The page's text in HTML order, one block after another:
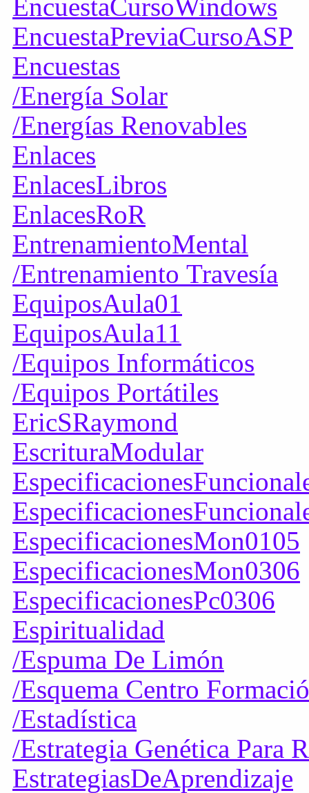
EncuestaCursoWindows
EncuestaPreviaCursoASP
Encuestas
/Energía Solar
/Energías Renovables
Enlaces
EnlacesLibros
EnlacesRoR
EntrenamientoMental
/Entrenamiento Travesía
EquiposAula01
EquiposAula11
/Equipos Informáticos
/Equipos Portátiles
EricSRaymond
EscrituraModular
EspecificacionesMon0105
EspecificacionesMon0306
EspecificacionesPc0306
Espiritualidad
/Espuma De Limón
/Esquema Centro
/Estadística
/Estrategia Genética Para
EstrategiasDeAprendizaje